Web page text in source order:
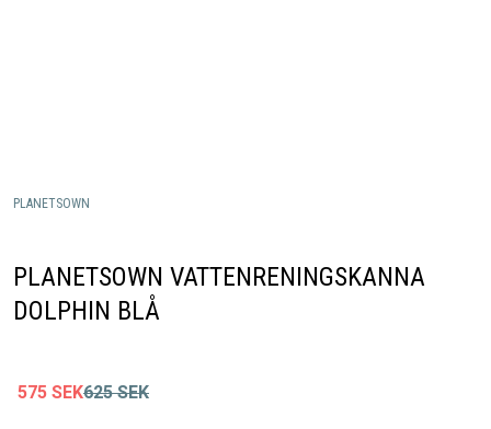
PLANETSOWN
PLANETSOWN VATTENRENINGSKANNA
DOLPHIN BLÅ
575 SEK625 SEK